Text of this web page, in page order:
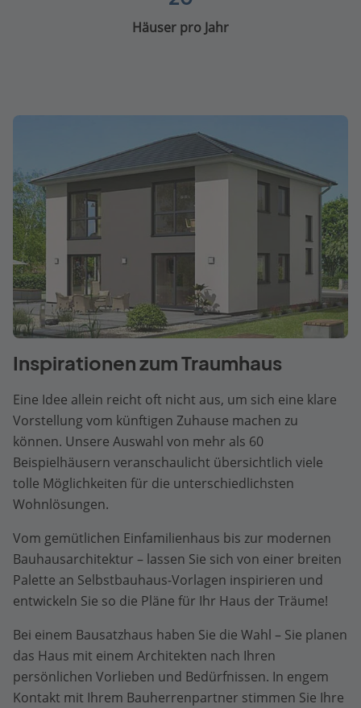
Häuser pro Jahr
Inspirationen zum Traumhaus
Eine Idee allein reicht oft nicht aus, um sich eine klare
Vorstellung vom künftigen Zuhause machen zu
können. Unsere Auswahl von mehr als 60
Beispielhäusern veranschaulicht übersichtlich viele
tolle Möglichkeiten für die unterschiedlichsten
Wohnlösungen.
Vom gemütlichen Einfamilienhaus bis zur modernen
Bauhausarchitektur – lassen Sie sich von einer breiten
Palette an Selbstbauhaus-Vorlagen inspirieren und
entwickeln Sie so die Pläne für Ihr Haus der Träume!
Bei einem Bausatzhaus haben Sie die Wahl – Sie planen
das Haus mit einem Architekten nach Ihren
persönlichen Vorlieben und Bedürfnissen. In engem
Kontakt mit Ihrem Bauherrenpartner stimmen Sie Ihre